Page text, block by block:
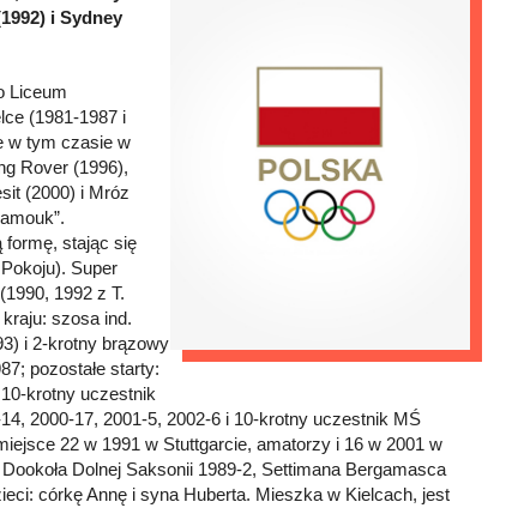
i Sydney
Liceum
(1981-1987 i
w tym czasie w
Rover (1996),
(2000) i Mróz
formę, stając się
Super
1992 z T.
szosa ind.
i 2-krotny brązowy
pozostałe starty:
krotny uczestnik
2000-17, 2001-5, 2002-6 i 10-krotny uczestnik MŚ
22 w 1991 w Stuttgarcie, amatorzy i 16 w 2001 w
Dolnej Saksonii 1989-2, Settimana Bergamasca
córkę Annę i syna Huberta. Mieszka w Kielcach, jest